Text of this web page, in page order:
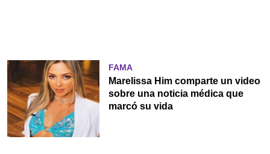
FAMA
Marelissa Him comparte un video
sobre una noticia médica que
marcó su vida